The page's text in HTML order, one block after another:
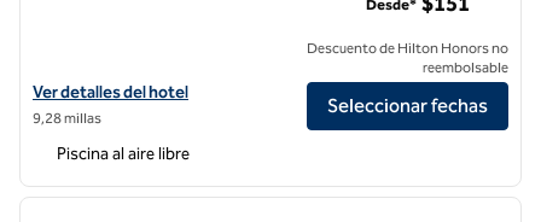
Ver detalles del hotel Hilton Garden Inn San Diego/Rancho Bernardo
Ver detalles del hotel
9,28 millas
Desde*
Descuento de Hilton Honors no
reembolsable
Seleccionar fechas
Piscina al aire libre
1 de 12